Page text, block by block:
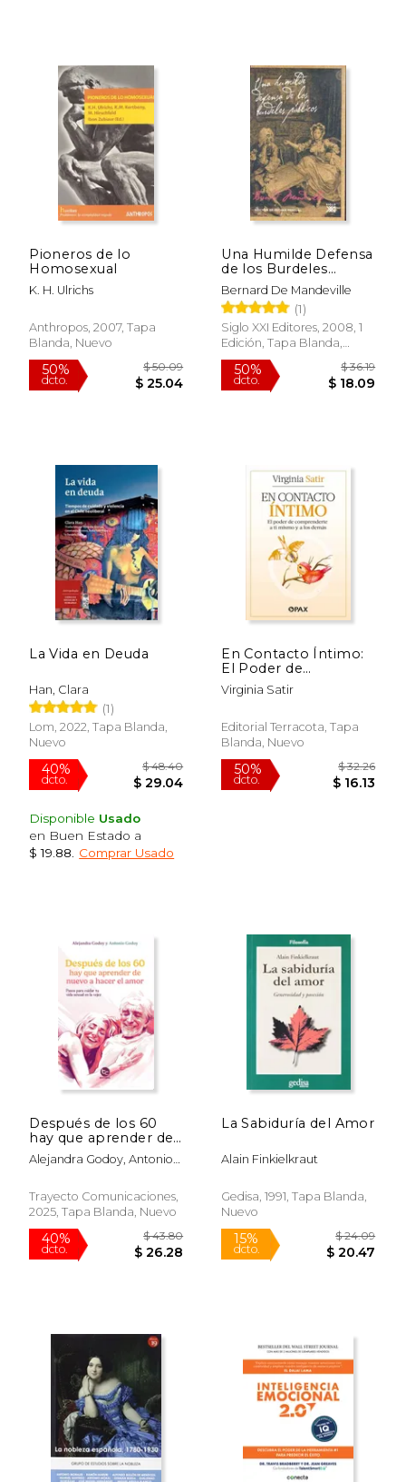
dcto. $ 21.34
Pioneros de lo
Homosexual
K. H. Ulrichs
Anthropos, 2007, Tapa
Blanda, Nuevo
Una Humilde Defensa
de los Burdeles
Públicos: Un Ensayo
Sobre la Prostitución
tal Como se Práctica
Actualmente en
Estos Reinos
Bernard De Mandeville
(1)
Siglo XXI Editores, 2008, 1
Edición, Tapa Blanda,
Nuevo
La Vida en Deuda
Han, Clara
(1)
Lom, 2022, Tapa Blanda,
Nuevo
40% $ 48.40
Disponible Usado
en Buen Estado a
$ 19.88
Comprar Usado
En Contacto Íntimo:
El Poder de
Comprenderte a ti
Mismo y a los Demás
Virginia Satir
Editorial Terracota, Tapa
Blanda, Nuevo
dcto.
Después de los 60
hay que aprender de
nuevo a hacer el
amor: Pasos para
en la vejez
Alejandra Godoy, Antonio
Trayecto Comunicaciones,
2025, Tapa Blanda, Nuevo
La Sabiduría del Amor
Alain Finkielkraut
Gedisa, 1991, Tapa Blanda,
Nuevo